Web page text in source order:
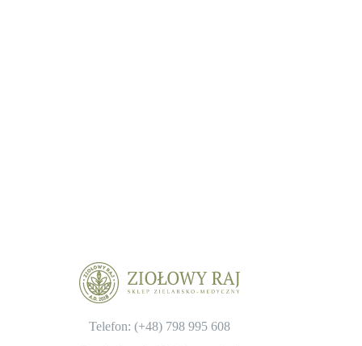
Telefon: (+48) 798 995 608